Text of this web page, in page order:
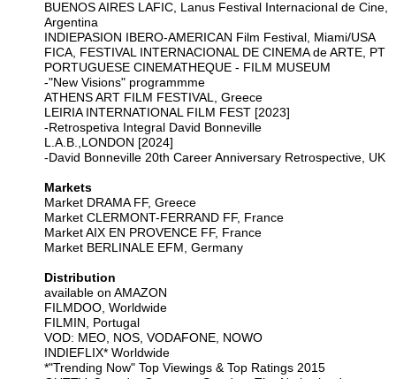
BUENOS AIRES LAFIC, Lanus Festival Internacional de Cine,
Argentina
INDIEPASION IBERO-AMERICAN Film Festival, Miami/USA
FICA, FESTIVAL INTERNACIONAL DE CINEMA de ARTE, PT
PORTUGUESE CINEMATHEQUE - FILM MUSEUM
-"New Visions" programmme
ATHENS ART FILM FESTIVAL, Greece
LEIRIA INTERNATIONAL FILM FEST [2023]
-Retrospetiva Integral David Bonneville
L.A.B.,LONDON [2024]
-David Bonneville 20th Career Anniversary Retrospective, UK
Markets
Market DRAMA FF, Greece
Market CLERMONT-FERRAND FF, France
Market AIX EN PROVENCE FF, France
Market BERLINALE EFM, Germany
Distribution
available on AMAZON
FILMDOO, Worldwide
FILMIN, Portugal
VOD: MEO, NOS, VODAFONE, NOWO
INDIEFLIX* Worldwide
*"Trending Now" Top Viewings & Top Ratings 2015